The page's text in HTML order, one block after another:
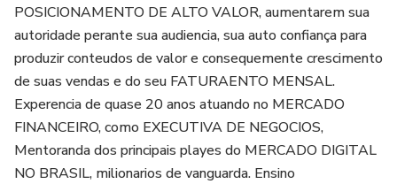
POSICIONAMENTO DE ALTO VALOR, aumentarem sua
autoridade perante sua audiencia, sua auto confiança para
produzir conteudos de valor e consequemente crescimento
de suas vendas e do seu FATURAENTO MENSAL.
Experencia de quase 20 anos atuando no MERCADO
FINANCEIRO, como EXECUTIVA DE NEGOCIOS,
Mentoranda dos principais playes do MERCADO DIGITAL
NO BRASIL, milionarios de vanguarda. Ensino